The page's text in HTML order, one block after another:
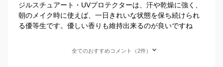
ジルスチュアート・UVプロテクターは、汗や乾燥に強く、
朝のメイク時に使えば、一日きれいな状態を保ち続けられ
る優等生です。優しい香りも維持出来るのが良いですね
全てのおすすめコメント（2件）